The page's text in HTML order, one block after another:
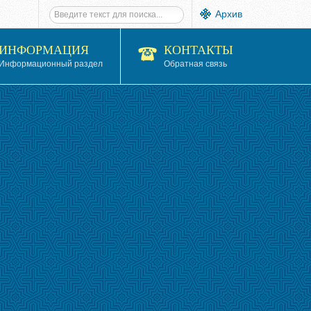
Архив
Информационный раздел
КОНТАКТЫ
Обратная связь